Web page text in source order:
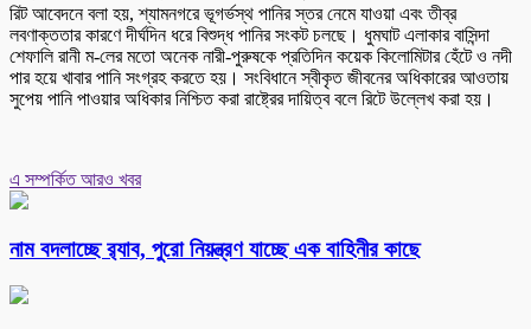
রিট আবেদনে বলা হয়, শ্যামনগরে ভূগর্ভস্থ পানির স্তর নেমে যাওয়া এবং তীব্র
লবণাক্ততার কারণে দীর্ঘদিন ধরে বিশুদ্ধ পানির সংকট চলছে। ধুমঘাট এলাকার বাসিন্দা
শেফালি রানী ম-লের মতো অনেক নারী-পুরুষকে প্রতিদিন কয়েক কিলোমিটার হেঁটে ও নদী
পার হয়ে খাবার পানি সংগ্রহ করতে হয়। সংবিধানে স্বীকৃত জীবনের অধিকারের আওতায়
সুপেয় পানি পাওয়ার অধিকার নিশ্চিত করা রাষ্ট্রের দায়িত্ব বলে রিটে উল্লেখ করা হয়।
এ সম্পর্কিত আরও খবর
নাম বদলাচ্ছে র‌্যাব, পুরো নিয়ন্ত্রণ যাচ্ছে এক বাহিনীর কাছে